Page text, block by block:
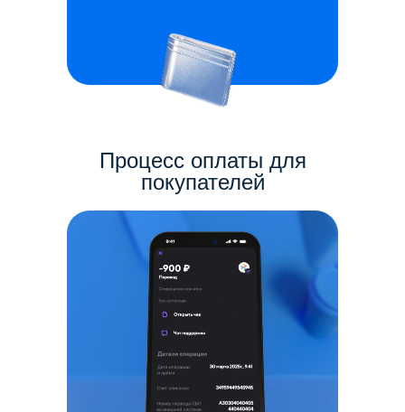
Процесс оплаты для
покупателей